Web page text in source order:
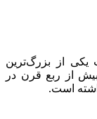
از بزرگ‌ترین
از ربع قرن در
است.